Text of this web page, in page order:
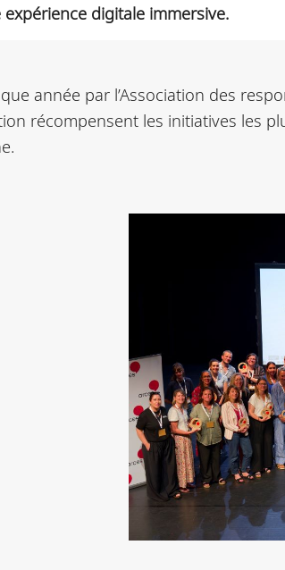
digitale immersive.
année par l’Association des
récompensent les initiatives les